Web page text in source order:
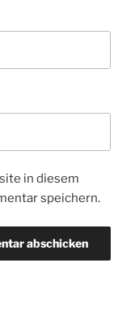
in diesem
speichern.